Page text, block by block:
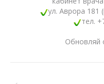
ул. Аврора 181
тел.
Обновляй